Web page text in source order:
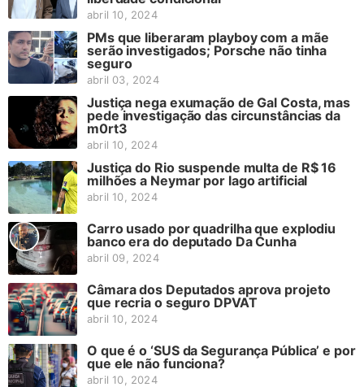
abril 10, 2024
PMs que liberaram playboy com a mãe
serão investigados; Porsche não tinha
seguro
abril 03, 2024
Justiça nega exumação de Gal Costa, mas
pede investigação das circunstâncias da
m0rt3
abril 10, 2024
Justiça do Rio suspende multa de R$ 16
milhões a Neymar por lago artificial
abril 10, 2024
Carro usado por quadrilha que explodiu
banco era do deputado Da Cunha
abril 09, 2024
Câmara dos Deputados aprova projeto
que recria o seguro DPVAT
abril 10, 2024
O que é o ‘SUS da Segurança Pública’ e por
que ele não funciona?
abril 10, 2024